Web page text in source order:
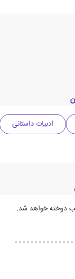
ادبیات داستانی
دوخته خواهد شد.